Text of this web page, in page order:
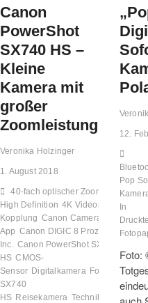
Canon
PowerShot
SX740 HS –
Kleine
Kamera mit
großer
Zoomleistung
Veronika Holzinger
1. August 2018
40-fach optischer Zoom
4K Ultra
High Definition 4K Videos
Bluetooth®-
Kopplung Canon Camera Connect
App Canon DIGIC 8 Prozessor
Inc. Canon PowerShot SX740
HS CMOS-
Sensor Digitalkamera Foto
SX740
HS Reisekamera Technik
WLAN-
12.
Pop
In
Foto: